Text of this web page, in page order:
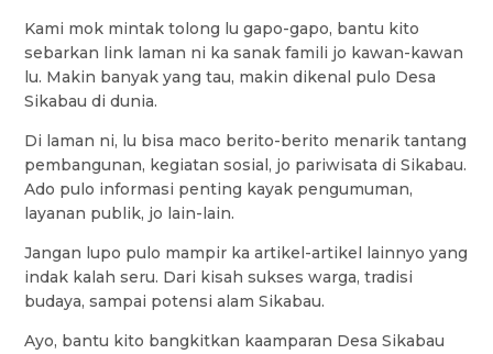
Kami mok mintak tolong lu gapo-gapo, bantu kito
sebarkan link laman ni ka sanak famili jo kawan-kawan
lu. Makin banyak yang tau, makin dikenal pulo Desa
Sikabau di dunia.
Di laman ni, lu bisa maco berito-berito menarik tantang
pembangunan, kegiatan sosial, jo pariwisata di Sikabau.
Ado pulo informasi penting kayak pengumuman,
layanan publik, jo lain-lain.
Jangan lupo pulo mampir ka artikel-artikel lainnyo yang
indak kalah seru. Dari kisah sukses warga, tradisi
budaya, sampai potensi alam Sikabau.
Ayo, bantu kito bangkitkan kaamparan Desa Sikabau